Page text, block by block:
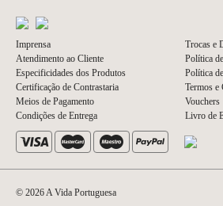
Imprensa
Atendimento ao Cliente
Especificidades dos Produtos
Certificação de Contrastaria
Meios de Pagamento
Condições de Entrega
Trocas e
Política
Política
Termos e
Vouchers
Livro de
© 2026 A Vida Portuguesa